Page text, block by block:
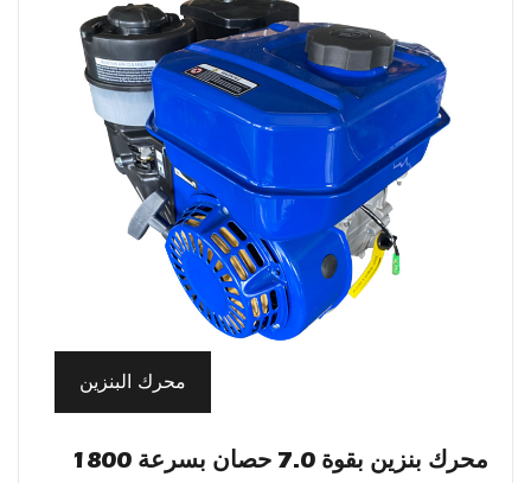
محرك البنزين
محرك بنزين بقوة 7.0 حصان بسرعة 1800